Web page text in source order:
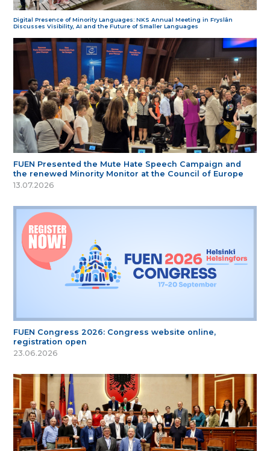
Digital Presence of Minority Languages: NKS Annual Meeting in Fryslân
Discusses Visibility, AI and the Future of Smaller Languages
FUEN Presented the Mute Hate Speech Campaign and
the renewed Minority Monitor at the Council of Europe
13.07.2026
FUEN Congress 2026: Congress website online,
registration open
23.06.2026